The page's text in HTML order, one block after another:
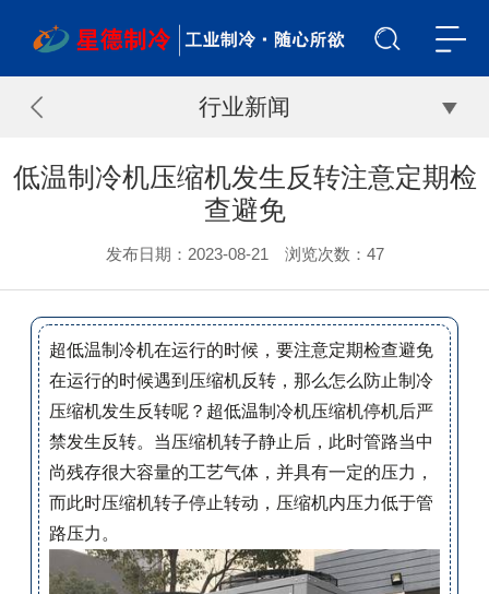
行业新闻
低温制冷机压缩机发生反转注意定期检
查避免
发布日期：2023-08-21 浏览次数： 47
超低温制冷机在运行的时候，要注意定期检查避免
在运行的时候遇到压缩机反转，那么怎么防止制冷
压缩机发生反转呢？ 超低温制冷机压缩机停机后严
禁发生反转。当压缩机转子静止后，此时管路当中
尚残存很大容量的工艺气体，并具有一定的压力，
而此时压缩机转子停止转动，压缩机内压力低于管
路压力。